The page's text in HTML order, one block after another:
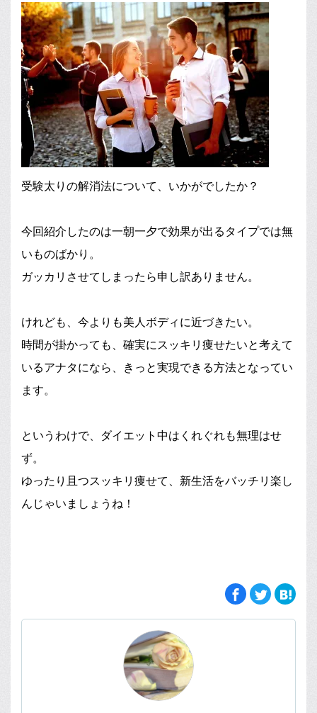
受験太りの解消法について、いかがでしたか？
今回紹介したのは一朝一夕で効果が出るタイプでは無
いものばかり。
ガッカリさせてしまったら申し訳ありません。
けれども、今よりも美人ボディに近づきたい。
時間が掛かっても、確実にスッキリ痩せたいと考えて
いるアナタになら、きっと実現できる方法となってい
ます。
というわけで、ダイエット中はくれぐれも無理はせ
ず。
ゆったり且つスッキリ痩せて、新生活をバッチリ楽し
んじゃいましょうね！